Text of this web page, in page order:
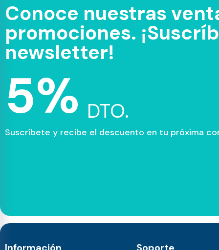
Conoce nuestras
promociones.
newsletter!
5% DTO.
Suscríbete y recibe el descuento en tu próxima
Información Soporte